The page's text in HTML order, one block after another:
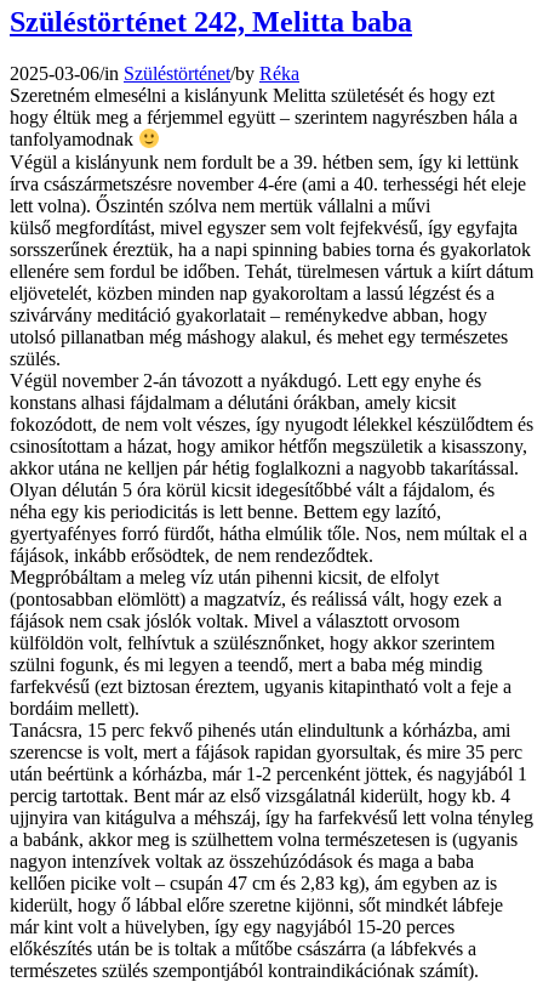
Szüléstörténet 242, Melitta baba
2025-03-06/in Szüléstörténet/by Réka
Szeretném elmesélni a kislányunk Melitta születését és hogy ezt
hogy éltük meg a férjemmel együtt – szerintem nagyrészben hála a
tanfolyamodnak
Végül a kislányunk nem fordult be a 39. hétben sem, így ki lettünk
írva császármetszésre november 4-ére (ami a 40. terhességi hét eleje
lett volna). Őszintén szólva nem mertük vállalni a művi
külső megfordítást, mivel egyszer sem volt fejfekvésű, így egyfajta
sorsszerűnek éreztük, ha a napi spinning babies torna és gyakorlatok
ellenére sem fordul be időben. Tehát, türelmesen vártuk a kiírt dátum
eljövetelét, közben minden nap gyakoroltam a lassú légzést és a
szivárvány meditáció gyakorlatait – reménykedve abban, hogy
utolsó pillanatban még máshogy alakul, és mehet egy természetes
szülés.
Végül november 2-án távozott a nyákdugó. Lett egy enyhe és
konstans alhasi fájdalmam a délutáni órákban, amely kicsit
fokozódott, de nem volt vészes, így nyugodt lélekkel készülődtem és
csinosítottam a házat, hogy amikor hétfőn megszületik a kisasszony,
akkor utána ne kelljen pár hétig foglalkozni a nagyobb takarítással.
Olyan délután 5 óra körül kicsit idegesítőbbé vált a fájdalom, és
néha egy kis periodicitás is lett benne. Bettem egy lazító,
gyertyafényes forró fürdőt, hátha elmúlik tőle. Nos, nem múltak el a
fájások, inkább erősödtek, de nem rendeződtek.
Megpróbáltam a meleg víz után pihenni kicsit, de elfolyt
(pontosabban elömlött) a magzatvíz, és reálissá vált, hogy ezek a
fájások nem csak jóslók voltak. Mivel a választott orvosom
külföldön volt, felhívtuk a szülésznőnket, hogy akkor szerintem
szülni fogunk, és mi legyen a teendő, mert a baba még mindig
farfekvésű (ezt biztosan éreztem, ugyanis kitapintható volt a feje a
bordáim mellett).
Tanácsra, 15 perc fekvő pihenés után elindultunk a kórházba, ami
szerencse is volt, mert a fájások rapidan gyorsultak, és mire 35 perc
után beértünk a kórházba, már 1-2 percenként jöttek, és nagyjából 1
percig tartottak. Bent már az első vizsgálatnál kiderült, hogy kb. 4
ujjnyira van kitágulva a méhszáj, így ha farfekvésű lett volna tényleg
a babánk, akkor meg is szülhettem volna természetesen is (ugyanis
nagyon intenzívek voltak az összehúzódások és maga a baba
kellően picike volt – csupán 47 cm és 2,83 kg), ám egyben az is
kiderült, hogy ő lábbal előre szeretne kijönni, sőt mindkét lábfeje
már kint volt a hüvelyben, így egy nagyjából 15-20 perces
előkészítés után be is toltak a műtőbe császárra (a lábfekvés a
természetes szülés szempontjából kontraindikációnak számít).